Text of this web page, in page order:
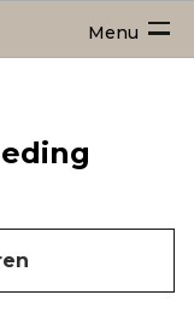
Menu